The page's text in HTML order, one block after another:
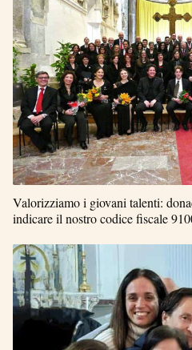
Valorizziamo i giovani talenti:
indicare il nostro codice fiscale